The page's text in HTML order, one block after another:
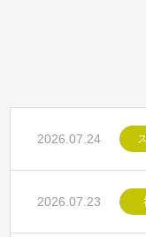
2026.07.24
2026.07.23